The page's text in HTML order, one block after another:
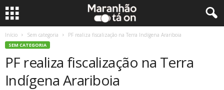
Início Sem categoria PF realiza fiscalização na Terra Indígena Arariboia
SEM CATEGORIA
PF realiza fiscalização na Terra
Indígena Arariboia